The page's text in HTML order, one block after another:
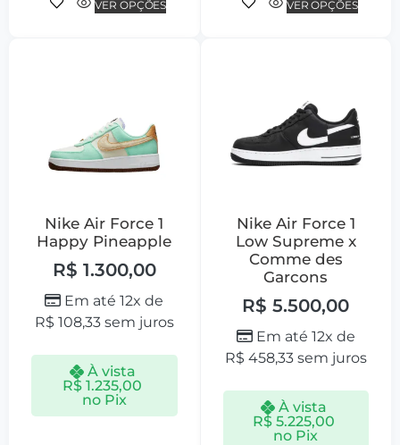
VER OPÇÕES VER OPÇÕES
Nike Air Force 1
Happy Pineapple
R$ 1.300,00
Em até 12x de
R$ 108,33sem juros
À vista
R$ 1.235,00
no Pix
Nike Air Force 1
Low Supreme x
Comme des
Garcons
R$ 5.500,00
Em até 12x de
R$ 458,33sem juros
À vista
R$ 5.225,00
no Pix